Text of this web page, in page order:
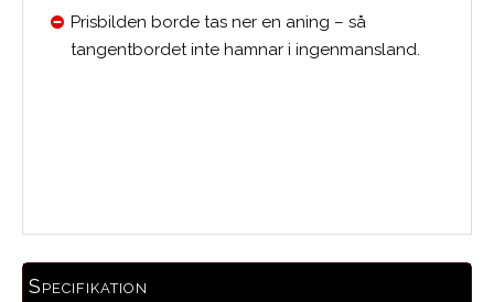
Prisbilden borde tas ner en aning – så
tangentbordet inte hamnar i ingenmansland.
Specifikation